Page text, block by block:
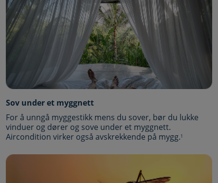
Sov under et myggnett
For å unngå myggestikk mens du sover, bør du lukke
vinduer og dører og sove under et myggnett.
Aircondition virker også avskrekkende på mygg.1